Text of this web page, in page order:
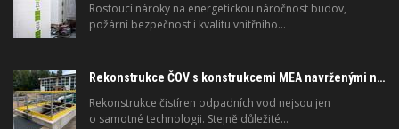
Rostoucí nároky na energetickou náročnost budov,
požární bezpečnost i kvalitu vnitřního…
Rekonstrukce ČOV s konstrukcemi MEA navrženými na dlouhou životnost
Rekonstrukce čistíren odpadních vod nejsou jen
o samotné technologii. Stejně důležité…